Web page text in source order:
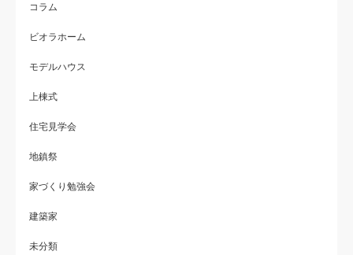
コラム
ビオラホーム
モデルハウス
上棟式
住宅見学会
地鎮祭
家づくり勉強会
建築家
未分類